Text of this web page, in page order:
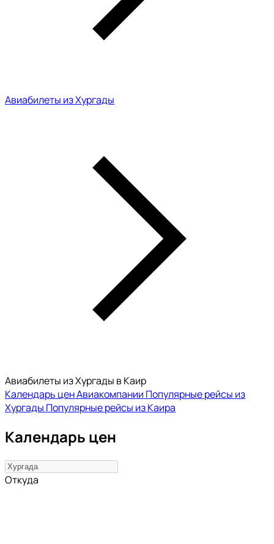
Авиабилеты из Хургады
Авиабилеты из Хургады в Каир
Календарь ценАвиакомпании Популярные рейсы из
Хургады Популярные рейсы из Каира
Календарь цен
Откуда